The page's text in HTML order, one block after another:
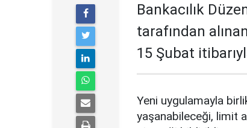
Bankacılık
tarafından
15 Şubat
Yeni uygulamayla
yaşanabileceği, limit